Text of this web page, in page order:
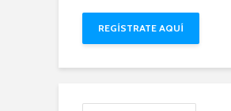
REGÍSTRATE AQUÍ